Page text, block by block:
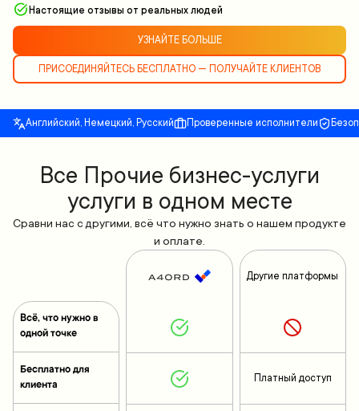
Настоящие отзывы от реальных людей
УЗНАЙТЕ БОЛЬШЕ
ПРИСОЕДИНЯЙТЕСЬ БЕСПЛАТНО — ПОЛУЧАЙТЕ КЛИЕНТОВ
Английский, Немецкий, Русский Проверенные исполнители
Все Прочие бизнес-услуги
услуги в одном месте
Сравни нас с другими, всё что нужно знать о нашем продукте
и оплате.
Всё, что нужно в
одной точке
Бесплатно для
клиента
Другие платформы
Платный доступ